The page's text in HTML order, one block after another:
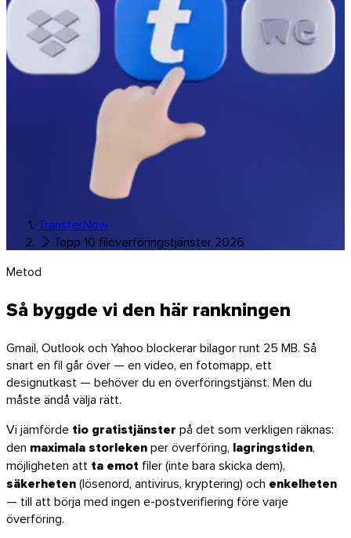
Musik & studior
Alla branschlösningar
Överföringar med ditt varumärke
Windows
TransferNow
Topp 10 filöverföringstjänster 2026
Metod
Så byggde vi den här rankningen
Gmail, Outlook och Yahoo blockerar bilagor runt 25 MB. Så
snart en fil går över — en video, en fotomapp, ett
designutkast — behöver du en överföringstjänst. Men du
måste ändå välja rätt.
Vi jämförde tio gratistjänster på det som verkligen räknas:
den maximala storlekenper överföring, lagringstiden,
möjligheten att ta emot filer (inte bara skicka dem),
säkerheten(lösenord, antivirus, kryptering) och enkelheten
— till att börja med ingen e-postverifiering före varje
överföring.